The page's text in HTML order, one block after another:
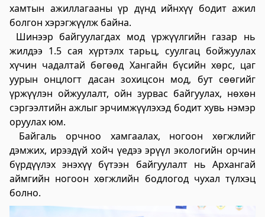
Говьсүмбэр аймаг дахь Төрийн цахим
үйлчилгээний хэлтэс
2023-06-05 22:55:03
Дэлгэрэнгүй
Хөдөлмөр, халамжийн үйлчилгээний
газар
2023-06-06 06:47:28
Дэлгэрэнгүй
Улсын бүртгэлийн хэлтэс
2023-06-06 06:41:23
Дэлгэрэнгүй
хамтын ажиллагааны үр дүнд ийнхүү бодит ажил
болгон хэрэгжүүлж байна.
Шинээр байгуулагдах мод үржүүлгийн газар нь
жилдээ 1.5 сая хүртэлх тарьц, суулгац бойжуулах
хүчин чадалтай бөгөөд Хангайн бүсийн хөрс, цаг
уурын онцлогт дасан зохицсон мод, бут сөөгийг
үржүүлэн ойжуулалт, ойн зурвас байгуулах, нөхөн
сэргээлтийн ажлыг эрчимжүүлэхэд бодит хувь нэмэр
оруулах юм.
Байгаль орчноо хамгаалах, ногоон хөгжлийг
дэмжих, ирээдүй хойч үедээ эрүүл экологийн орчин
бүрдүүлэх энэхүү бүтээн байгуулалт нь Архангай
аймгийн ногоон хөгжлийн бодлогод чухал түлхэц
болно.